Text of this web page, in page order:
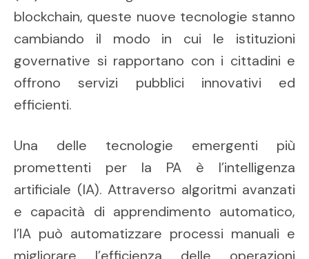
blockchain, queste nuove tecnologie stanno
cambiando il modo in cui le istituzioni
governative si rapportano con i cittadini e
offrono servizi pubblici innovativi ed
efficienti.
Una delle tecnologie emergenti più
promettenti per la PA è l’intelligenza
artificiale (IA). Attraverso algoritmi avanzati
e capacità di apprendimento automatico,
l’IA può automatizzare processi manuali e